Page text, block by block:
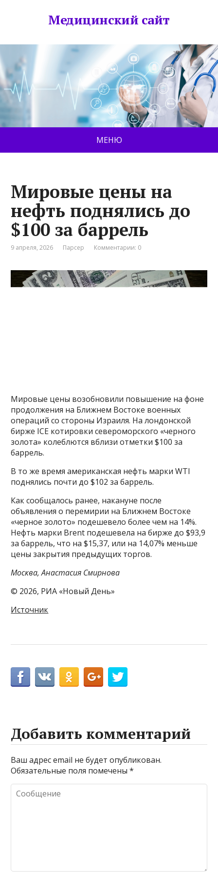
Медицинский сайт
МЕНЮ
Мировые цены на
нефть поднялись до
$100 за баррель
9 апреля, 2026 Парсер Комментарии: 0
Мировые цены возобновили повышение на фоне
продолжения на Ближнем Востоке военных
операций со стороны Израиля. На лондонской
бирже ICE котировки североморского «черного
золота» колеблются вблизи отметки $100 за
баррель.
В то же время американская нефть марки WTI
поднялись почти до $102 за баррель.
Как сообщалось ранее, накануне после
объявления о перемирии на Ближнем Востоке
«черное золото» подешевело более чем на 14%.
Нефть марки Brent подешевела на бирже до $93,9
за баррель, что на $15,37, или на 14,07% меньше
цены закрытия предыдущих торгов.
Москва, Анастасия Смирнова
© 2026, РИА «Новый День»
Источник
Добавить комментарий
Ваш адрес email не будет опубликован.
Обязательные поля помечены*